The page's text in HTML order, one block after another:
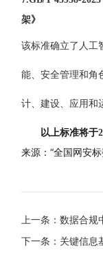
架》
该标准确立了人工
能、安全管理和角
计、建设、应用和
以上标准将于
来源：“全国网安
上一条：数据合规
下一条：关键信息